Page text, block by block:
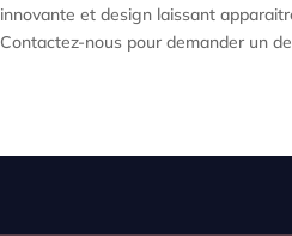
innovante et design laissant
Contactez-nous pour demander un